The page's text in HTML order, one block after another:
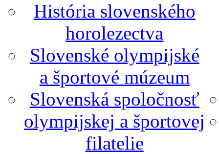
História slovenského
horolezectva
Slovenské olympijské
a športové múzeum
Slovenská spoločnosť
olympijskej a športovej
filatelie